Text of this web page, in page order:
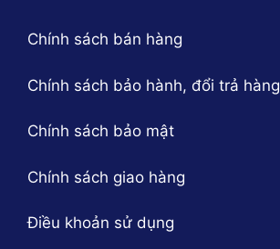
Chính sách bán hàng
Chính sách bảo hành, đổi trả hàng
Chính sách bảo mật
Chính sách giao hàng
Điều khoản sử dụng